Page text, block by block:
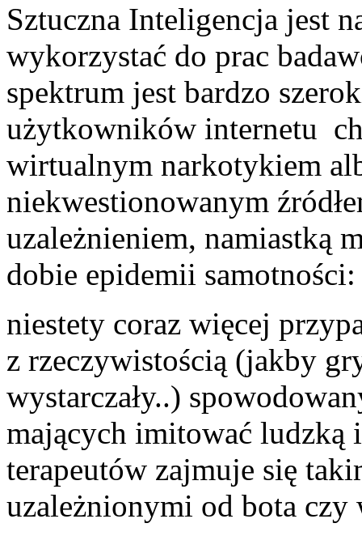
Sztuczna Inteligencja jest
wykorzystać do prac
spektrum jest bardzo
użytkowników internetu
wirtualnym narkotykiem
niekwestionowanym
uzależnieniem, namiastką
dobie epidemii samotności:
niestety coraz więcej
z rzeczywistością (jakby
wystarczały..)
mających imitować ludzką
terapeutów zajmuje się
uzależnionymi od bota